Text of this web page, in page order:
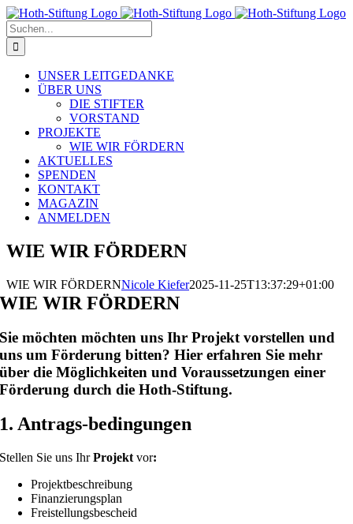
Zum
Inhalt
springen
Suche
nach:
UNSER LEITGEDANKE
ÜBER UNS
DIE STIFTER
VORSTAND
PROJEKTE
WIE WIR FÖRDERN
AKTUELLES
SPENDEN
KONTAKT
MAGAZIN
ANMELDEN
WIE WIR FÖRDERN
WIE WIR FÖRDERNNicole Kiefer2025-11-25T13:37:29+01:00
WIE WIR FÖRDERN
Sie möchten möchten uns Ihr Projekt vorstellen und
uns um Förderung bitten? Hier erfahren Sie mehr
über die Möglichkeiten und Voraussetzungen einer
Förderung durch die Hoth-Stiftung.
1. Antrags-bedingungen
Stellen Sie uns IhrProjekt vor:
Projektbeschreibung
Finanzierungsplan
Freistellungsbescheid